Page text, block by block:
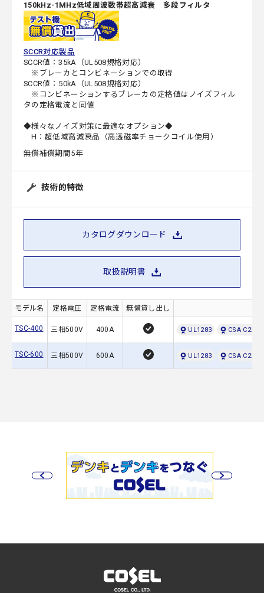
150kHz-1MHz低域周波数帯超高減衰 多段フィルタ
SCCR対応製品
SCCR値：35kA（UL508規格対応）
※ブレーカとコンビネーションでの取得
SCCR値：50kA（UL508規格対応）
※コンビネーションするブレーカの定格値はノイズフィル
タの定格電流と同値
◆様々なノイズ対策に最適なオプション◆
H：超低域高減衰品（高透磁率チョークコイル使用）
無償補償期間5年
技術的特徴
カタログダウンロード
取扱説明書
モデル名 定格電圧 定格電流 無償貸し出し
TSC-400 三相500V 400A UL1283 CSA C22.2
TSC-600 三相500V 600A UL1283 CSA C22.2